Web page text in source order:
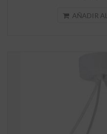
AÑADIR